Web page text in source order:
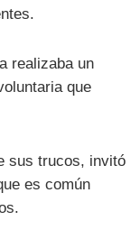
realizaba un
que
sus trucos, invitó
es común